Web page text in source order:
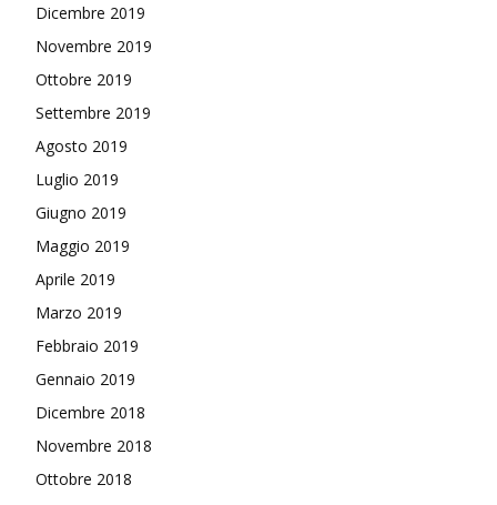
Dicembre 2019
Novembre 2019
Ottobre 2019
Settembre 2019
Agosto 2019
Luglio 2019
Giugno 2019
Maggio 2019
Aprile 2019
Marzo 2019
Febbraio 2019
Gennaio 2019
Dicembre 2018
Novembre 2018
Ottobre 2018